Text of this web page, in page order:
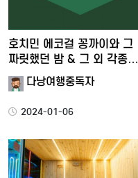
호치민 에코걸 꽁까이와 그
짜릿했던 밤 & 그 외 각종…
다낭여행중독자
2024-01-06